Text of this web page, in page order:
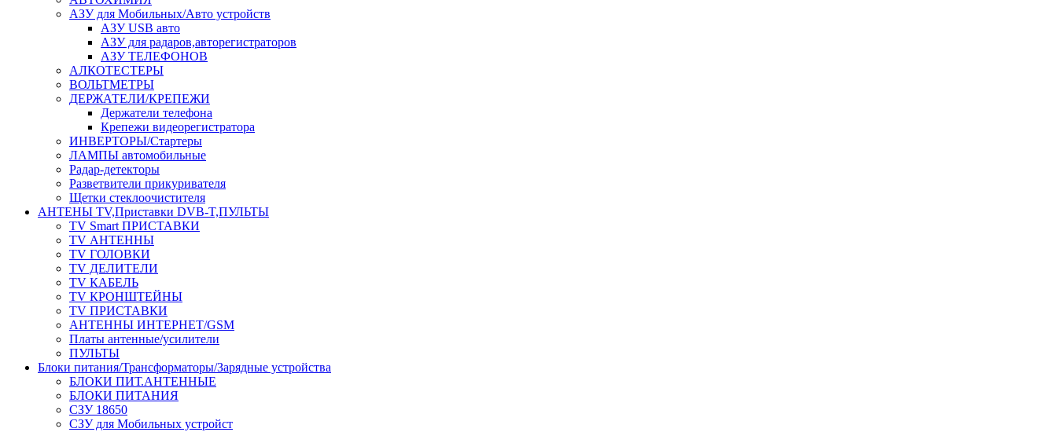
АЗУ для Мобильных/Авто устройств
АЗУ USB авто
АЗУ для радаров,авторегистраторов
АЗУ ТЕЛЕФОНОВ
АЛКОТЕСТЕРЫ
ВОЛЬТМЕТРЫ
ДЕРЖАТЕЛИ/КРЕПЕЖИ
Держатели телефона
Крепежи видеорегистратора
ИНВЕРТОРЫ/Стартеры
ЛАМПЫ автомобильные
Радар-детекторы
Разветвители прикуривателя
Щетки стеклоочистителя
АНТЕНЫ ТV,Приставки DVB-T,ПУЛЬТЫ
TV Smart ПРИСТАВКИ
TV АНТЕННЫ
TV ГОЛОВКИ
TV ДЕЛИТЕЛИ
TV КАБЕЛЬ
TV КРОНШТЕЙНЫ
TV ПРИСТАВКИ
АНТЕННЫ ИНТЕРНЕТ/GSM
Платы антенные/усилители
ПУЛЬТЫ
Блоки питания/Трансформаторы/Зарядные устройства
БЛОКИ ПИТ.АНТЕННЫЕ
БЛОКИ ПИТАНИЯ
СЗУ 18650
СЗУ для Мобильных устройст